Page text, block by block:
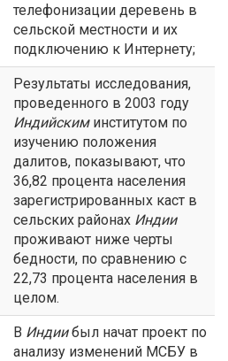
телефонизации деревень в
сельской местности и их
подключению к Интернету;
Результаты исследования,
проведенного в 2003 году
Индийскиминститутом по
изучению положения
далитов, показывают, что
36,82 процента населения
зарегистрированных каст в
сельских районах Индии
проживают ниже черты
бедности, по сравнению с
22,73 процента населения в
целом.
В Индиибыл начат проект по
анализу изменений МСБУ в